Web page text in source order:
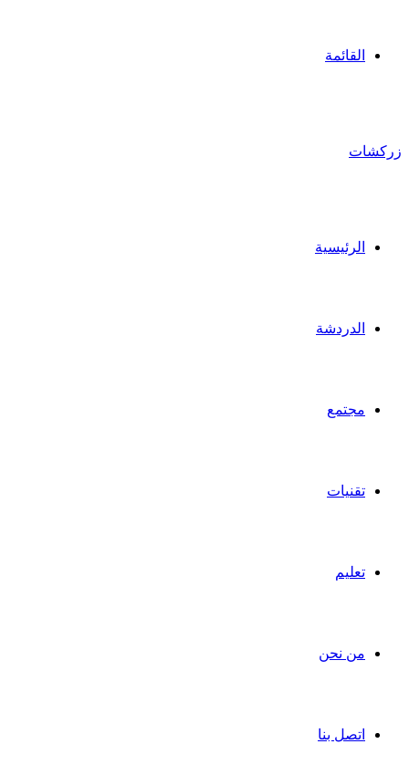
القائمة
زركشات
الرئيسية
الدردشة
مجتمع
تقنيات
تعليم
من نحن
اتصل بنا